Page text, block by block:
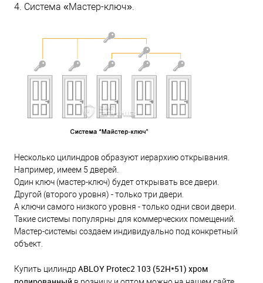
4. Система «Мастер-ключ».
Несколько цилиндров образуют иерархию открывания.
Например, имеем 5 дверей.
Один ключ (мастер-ключ) будет открывать все двери.
Другой (второго уровня) - только три двери.
А ключи самого низкого уровня - только одни свои двери.
Такие системы популярны для коммерческих помещений.
Мастер-системы создаем индивидуально под конкретный
объект.
Купить цилиндр ABLOY Protec2 103 (52H*51) хром